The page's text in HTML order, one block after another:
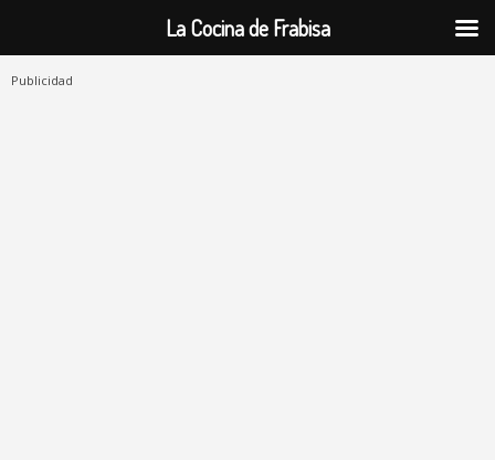
Publicidad
La Cocina de Frabisa